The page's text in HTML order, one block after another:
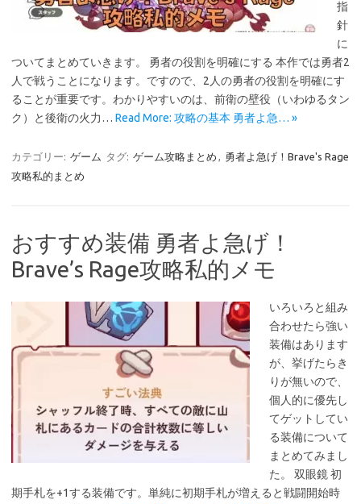
指
針
に
ついてまとめていきます。 勇者の役割を明確にする 本作では勇者2
人で戦うことになります。ですので、2人の勇者の役割を明確にす
ることが重要です。わかりやすいのは、前衛の壁役（いわゆるタン
ク）と後衛の火力… Read More: 攻略の基本 勇者よ急… »
カテゴリー: ゲーム タグ: ゲーム攻略まとめ , 勇者よ急げ！Brave's Rage
攻略私的まとめ
おすすめ装備 勇者よ急げ！
Brave’s Rage攻略私的メモ
いろいろと組み
合わせたら強い
装備はあります
が、挙げたらき
りが無いので、
個人的に優先し
てゲットしてい
る装備について
まとめてみまし
た。 双眼鏡 初
期手札を+1する装備です。単純に初期手札が増えると戦闘開始時